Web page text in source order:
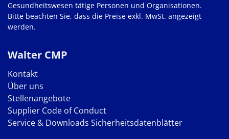
Walter CMP
Kontakt
Über uns
Stellenangebote
Supplier Code of Conduct
Service & Downloads Sicherheitsdatenblätter
Gesundheitswesen tätige Personen und Organisationen.
Bitte beachten Sie, dass die Preise exkl. MwSt. angezeigt
werden.